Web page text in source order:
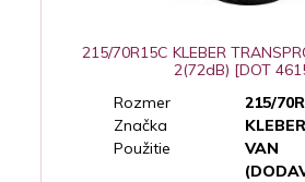
215/70R15C KLEBER
2(72dB) [DOT
Rozmer
215/
Značka
KLEBER
Použitie
VAN